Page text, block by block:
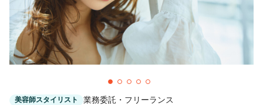
美容師スタイリスト 業務委託・フリーランス